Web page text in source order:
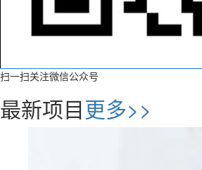
扫一扫关注微信公众号
最新项目更多>>